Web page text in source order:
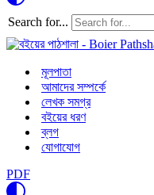
Search for...
মূলপাতা
আমাদের সম্পর্কে
লেখক সমগ্র
বইয়ের ধরণ
ব্লগ
যোগাযোগ
PDF